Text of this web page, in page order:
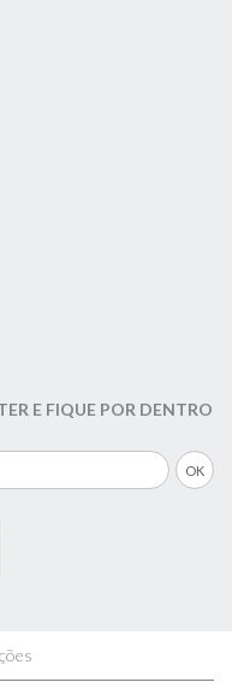
E FIQUE POR DENTRO